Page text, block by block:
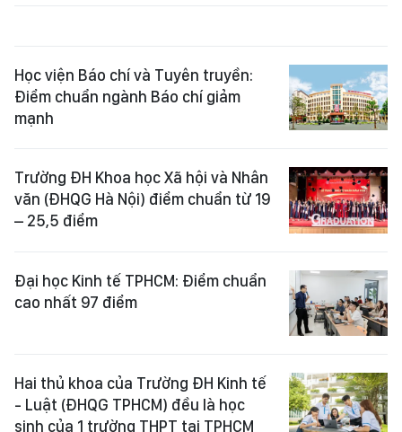
Học viện Báo chí và Tuyên truyền:
Điểm chuẩn ngành Báo chí giảm
mạnh
Trường ĐH Khoa học Xã hội và Nhân
văn (ĐHQG Hà Nội) điểm chuẩn từ 19
– 25,5 điểm
Đại học Kinh tế TPHCM: Điểm chuẩn
cao nhất 97 điểm
Hai thủ khoa của Trường ĐH Kinh tế
- Luật (ĐHQG TPHCM) đều là học
sinh của 1 trường THPT tại TPHCM